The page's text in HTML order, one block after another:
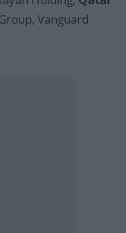
Vanguard